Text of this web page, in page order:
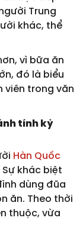
Trung
khác, thể
vì bữa ăn
đó là biểu
viên trong văn
tính kỷ
Hàn Quốc
khác biệt
dùng đũa
ăn. Theo thời
thuộc, vừa